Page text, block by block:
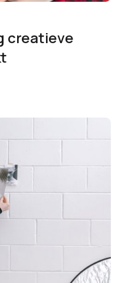
creatieve